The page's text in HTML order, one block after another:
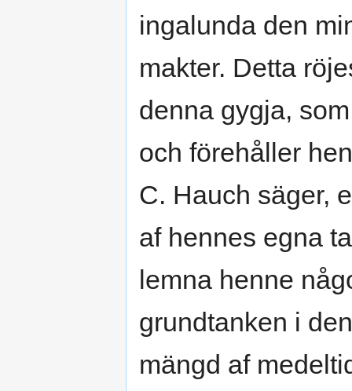
ingalunda den
makter. Detta
denna gygja,
och förehåller
C. Hauch säger,
af hennes egna
lemna henne
grundtanken i
mängd af